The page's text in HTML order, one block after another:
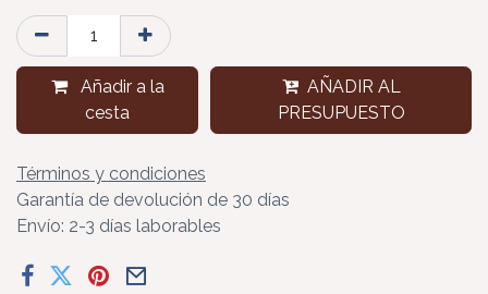
Añadir a la
cesta
AÑADIR AL
PRESUPUESTO
Términos y condiciones
Garantía de devolución de 30 días
Envío: 2-3 días laborables